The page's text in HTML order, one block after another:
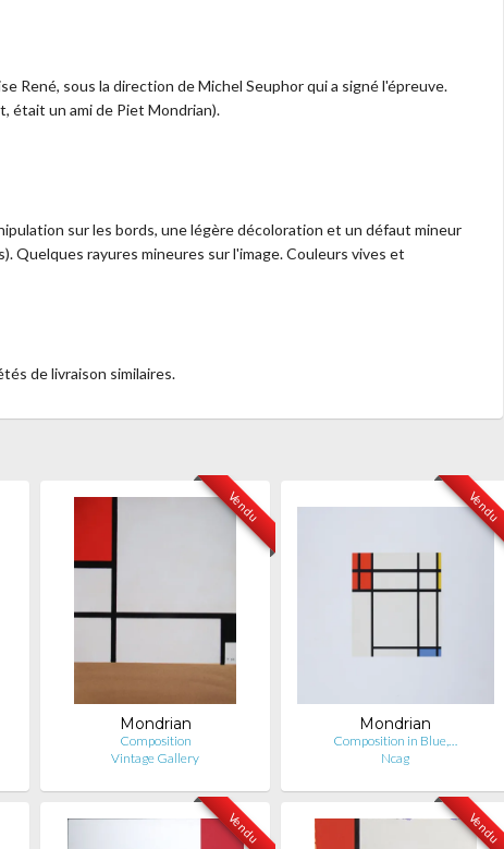
René, sous la direction de Michel Seuphor qui a signé l'épreuve.
était un ami de Piet Mondrian).
sur les bords, une légère décoloration et un défaut mineur
Quelques rayures mineures sur l'image. Couleurs vives et
de livraison similaires.
Vendu
Mondrian
Composition
Vintage Gallery
Vendu
Mondrian
Composition in Blue,…
Ncag
Vendu Vendu